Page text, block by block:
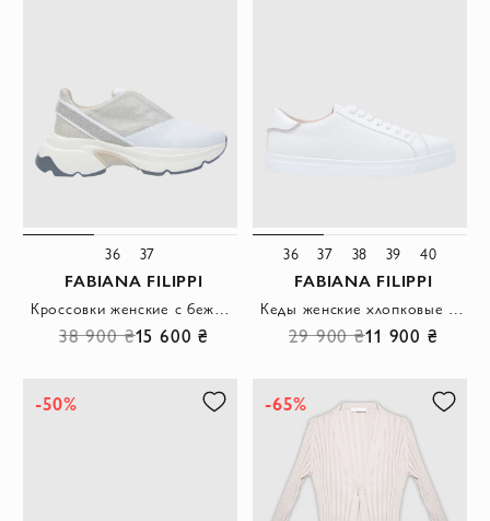
36 37
FABIANA FILIPPI
Кроссовки женские с бежевыми вставками белые
38 900 ₴15 600 ₴
36 37 38 39 40
FABIANA FILIPPI
Кеды женские хлопковые классические белые
29 900 ₴11 900 ₴
-50% -65%